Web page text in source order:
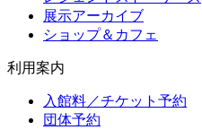
展示アーカイブ
ショップ＆カフェ
利用案内
入館料／チケット予約
団体予約